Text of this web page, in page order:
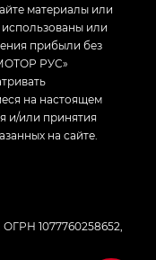
материалы или
использованы или
прибыли без
РУС»
на настоящем
и/или принятия
на сайте.
1077760258652,